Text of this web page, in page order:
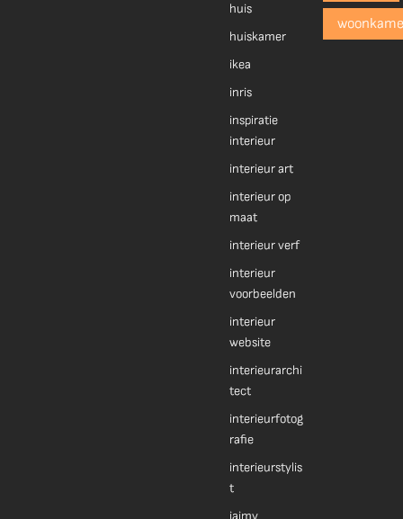
huis
huiskamer
ikea
inris
inspiratie
interieur
interieur art
interieur op
maat
interieur verf
interieur
voorbeelden
interieur
website
interieurarchi
tect
interieurfotog
rafie
interieurstylis
t
jaimy